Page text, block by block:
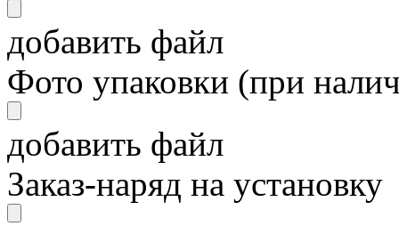
добавить файл
Фото упаковки (при
добавить файл
Заказ-наряд на установку